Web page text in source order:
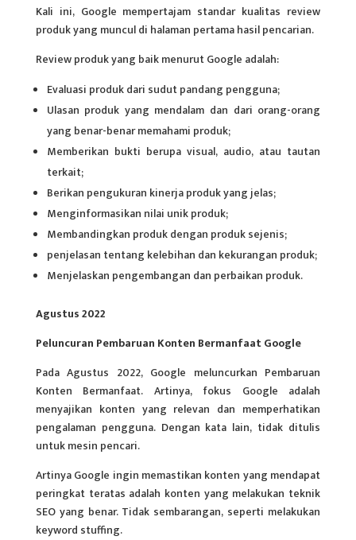
Kali ini, Google mempertajam standar kualitas review
produk yang muncul di halaman pertama hasil pencarian.
Review produk yang baik menurut Google adalah:
Evaluasi produk dari sudut pandang pengguna;
Ulasan produk yang mendalam dan dari orang-orang
yang benar-benar memahami produk;
Memberikan bukti berupa visual, audio, atau tautan
terkait;
Berikan pengukuran kinerja produk yang jelas;
Menginformasikan nilai unik produk;
Membandingkan produk dengan produk sejenis;
penjelasan tentang kelebihan dan kekurangan produk;
Menjelaskan pengembangan dan perbaikan produk.
Agustus 2022
Peluncuran Pembaruan Konten Bermanfaat Google
Pada Agustus 2022, Google meluncurkan Pembaruan
Konten Bermanfaat. Artinya, fokus Google adalah
menyajikan konten yang relevan dan memperhatikan
pengalaman pengguna. Dengan kata lain, tidak ditulis
untuk mesin pencari.
Artinya Google ingin memastikan konten yang mendapat
peringkat teratas adalah konten yang melakukan teknik
SEO yang benar. Tidak sembarangan, seperti melakukan
keyword stuffing.